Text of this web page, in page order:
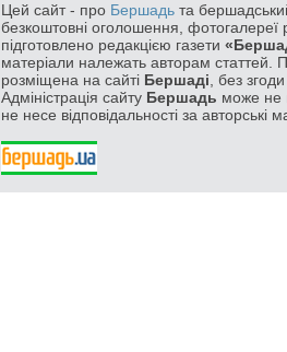
Цей сайт - про Бершадь та
безкоштовні оголошення, фотогалереї
підготовлено редакцією газети
матеріали належать авторам статтей.
розміщена на сайті Бершаді , без
Адміністрація сайту Бершадь може не
не несе відповідальності за авторські